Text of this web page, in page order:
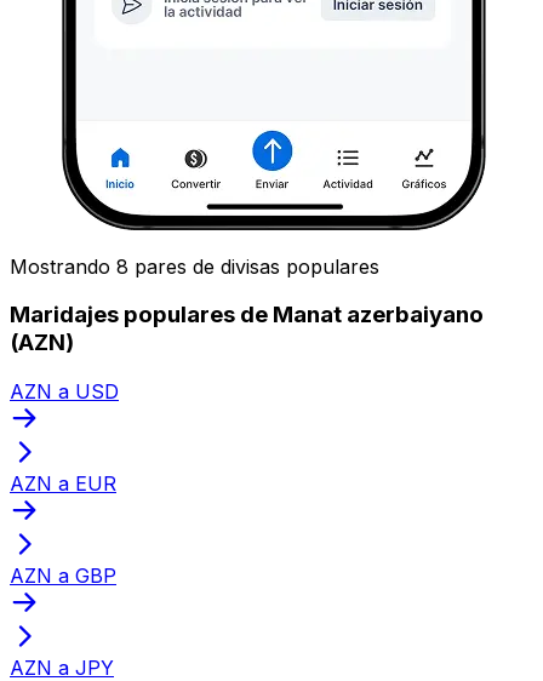
Mostrando 8 pares de divisas populares
Maridajes populares de Manat azerbaiyano
(AZN)
AZN a USD
AZN a EUR
AZN a GBP
AZN a JPY